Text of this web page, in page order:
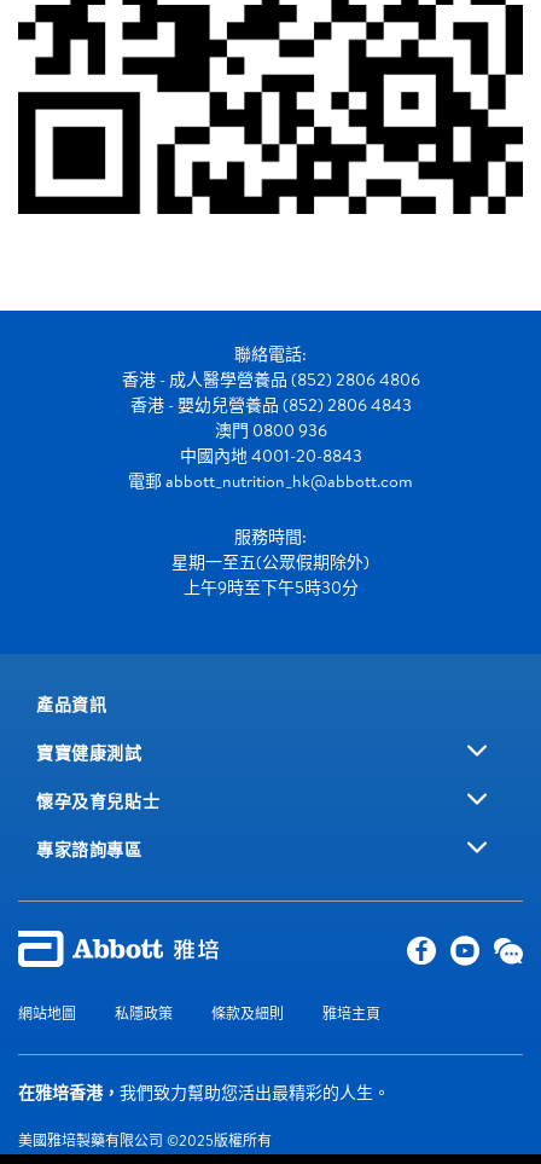
聯絡電話:
香港 - 成人醫學營養品 (852) 2806 4806
香港 - 嬰幼兒營養品 (852) 2806 4843
澳門 0800 936
中國內地 4001-20-8843
電郵abbott_nutrition_hk@abbott.com
服務時間:
星期一至五(公眾假期除外)
上午9時至下午5時30分
產品資訊
寶寶健康測試
懷孕及育兒貼士
專家諮詢專區
網站地圖 私隱政策 條款及細則 雅培主頁
在雅培香港， 我們致力幫助您活出最精彩的人生。
美國雅培製藥有限公司 ©2025版權所有